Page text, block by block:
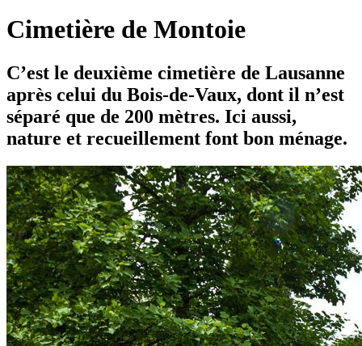
Cimetière de Montoie
C’est le deuxième cimetière de Lausanne
après celui du Bois-de-Vaux, dont il n’est
séparé que de 200 mètres. Ici aussi,
nature et recueillement font bon ménage.